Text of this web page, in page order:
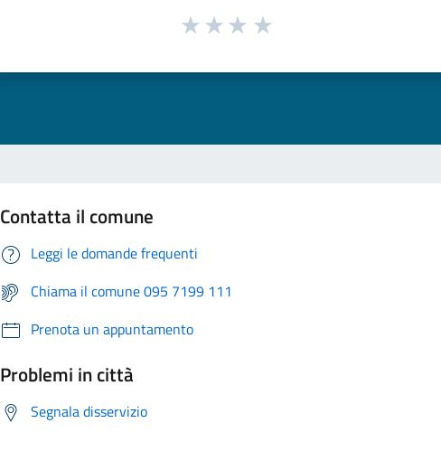
Contatta il comune
Leggi le domande frequenti
Chiama il comune 095 7199 111
Prenota un appuntamento
Problemi in città
Segnala disservizio